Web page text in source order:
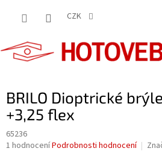
CZK
BRILO Dioptrické
+3,25 flex
65236
Průměrné
1 hodnoceníPodrobnosti hodnocení